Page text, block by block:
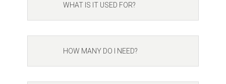
WHAT IS IT USED FOR?
HOW MANY DO I NEED?